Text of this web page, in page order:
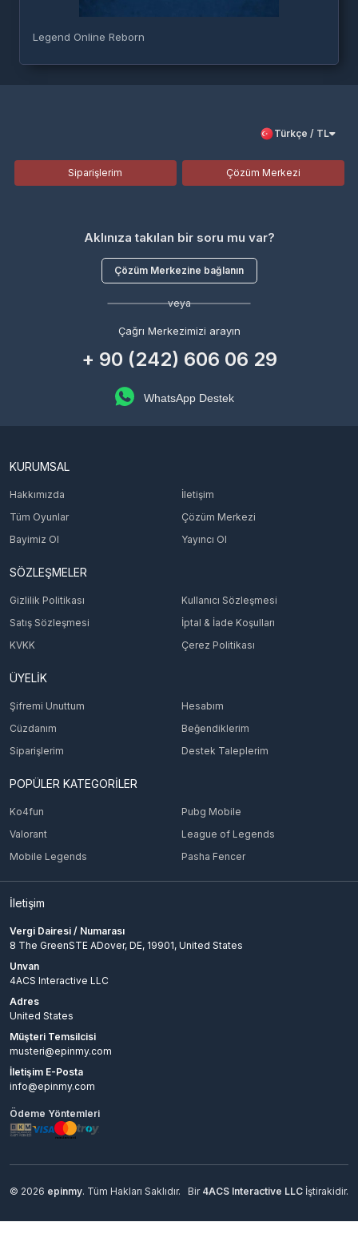
Legend Online Reborn
Türkçe / TL
Siparişlerim Çözüm Merkezi
Aklınıza takılan bir soru mu var?
Çözüm Merkezine bağlanın
veya
Çağrı Merkezimizi arayın
+ 90 (242) 606 06 29
WhatsApp Destek
KURUMSAL
Hakkımızda
İletişim
Tüm Oyunlar
Çözüm Merkezi
Bayimiz Ol
Yayıncı Ol
SÖZLEŞMELER
Gizlilik Politikası
Kullanıcı Sözleşmesi
Satış Sözleşmesi
İptal & İade Koşulları
KVKK
Çerez Politikası
ÜYELİK
Şifremi Unuttum
Hesabım
Cüzdanım
Beğendiklerim
Siparişlerim
Destek Taleplerim
POPÜLER KATEGORİLER
Ko4fun
Pubg Mobile
Valorant
League of Legends
Mobile Legends
Pasha Fencer
İletişim
Vergi Dairesi / Numarası
8 The GreenSTE ADover, DE, 19901, United States
Unvan
4ACS Interactive LLC
Adres
United States
Müşteri Temsilcisi
musteri@epinmy.com
İletişim E-Posta
info@epinmy.com
Ödeme Yöntemleri
© 2026 epinmy. Tüm Hakları Saklıdır. Bir 4ACS Interactive LLC İştirakidir.